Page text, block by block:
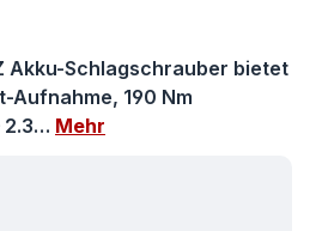
Akku-Schlagschrauber bietet
Aufnahme, 190 Nm
2.3… Mehr